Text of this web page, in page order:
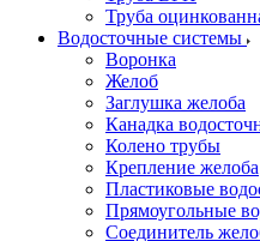
Труба
Водосточные системы
Воронка
Желоб
Заглушка желоба
Канадка
Колено трубы
Крепление желоба
Пластиковые
Прямоугольные
Соединитель